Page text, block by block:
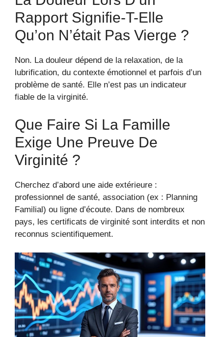
Rapport Signifie-T-Elle
Qu’on N’était Pas Vierge ?
Non. La douleur dépend de la relaxation, de la
lubrification, du contexte émotionnel et parfois d’un
problème de santé. Elle n’est pas un indicateur
fiable de la virginité.
Que Faire Si La Famille
Exige Une Preuve De
Virginité ?
Cherchez d’abord une aide extérieure :
professionnel de santé, association (ex : Planning
Familial) ou ligne d’écoute. Dans de nombreux
pays, les certificats de virginité sont interdits et non
reconnus scientifiquement.